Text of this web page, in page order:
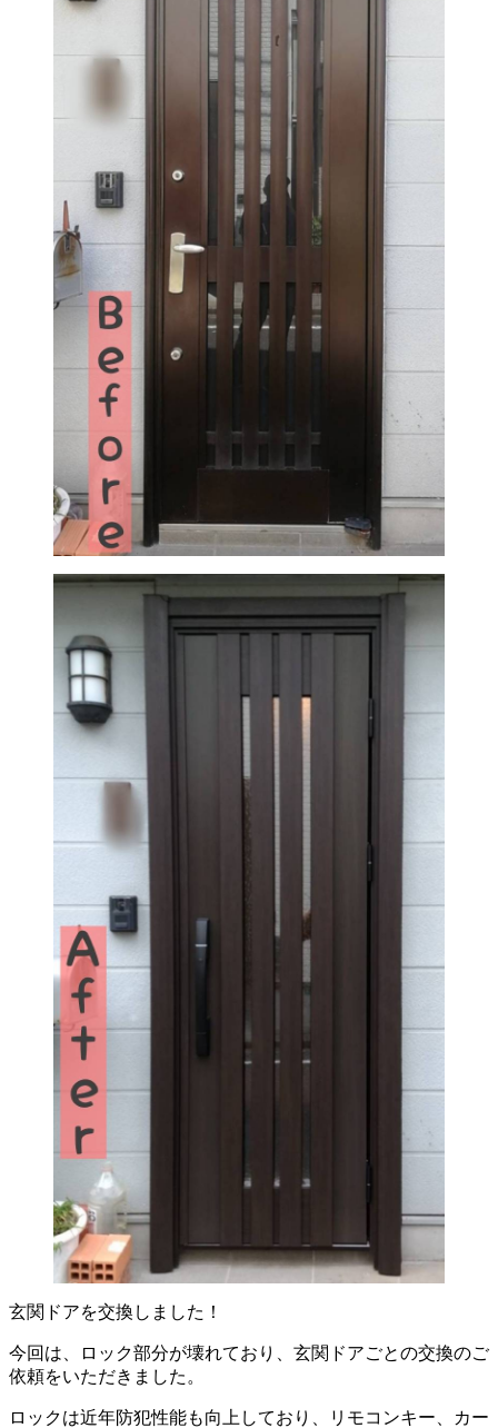
玄関ドアを交換しました！
今回は、ロック部分が壊れており、玄関ドアごとの交換のご
依頼をいただきました。
ロックは近年防犯性能も向上しており、リモコンキー、カー